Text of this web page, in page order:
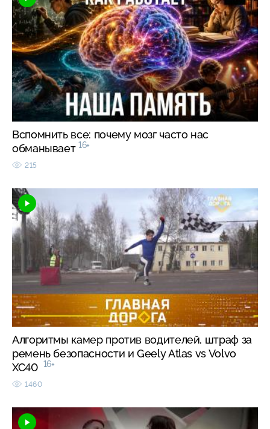
Вспомнить все: почему мозг часто нас
обманывает 16+
215
Алгоритмы камер против водителей, штраф за
ремень безопасности и Geely Atlas vs Volvo
XC40 16+
1460